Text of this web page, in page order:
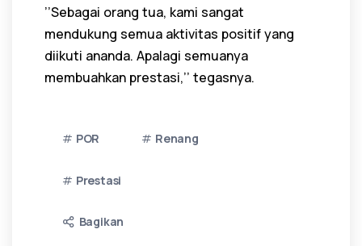
’’Sebagai orang tua, kami sangat
mendukung semua aktivitas positif yang
diikuti ananda. Apalagi semuanya
membuahkan prestasi,’’ tegasnya.
POR Renang
Prestasi
Bagikan